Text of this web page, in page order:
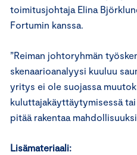
toimitusjohtaja Elina
Fortumin kanssa.
”Reiman johtoryhmän
skenaarioanalyysi kuuluu
yritys ei ole suojassa
kuluttajakäyttäytymisessä
pitää rakentaa
Lisämateriaali: